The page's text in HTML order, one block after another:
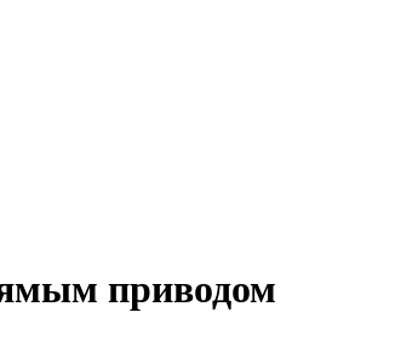
приводом